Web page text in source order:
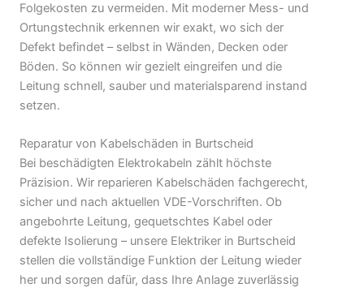
Folgekosten zu vermeiden. Mit moderner Mess- und
Ortungstechnik erkennen wir exakt, wo sich der
Defekt befindet – selbst in Wänden, Decken oder
Böden. So können wir gezielt eingreifen und die
Leitung schnell, sauber und materialsparend instand
setzen.
Reparatur von Kabelschäden in Burtscheid
Bei beschädigten Elektrokabeln zählt höchste
Präzision. Wir reparieren Kabelschäden fachgerecht,
sicher und nach aktuellen VDE-Vorschriften. Ob
angebohrte Leitung, gequetschtes Kabel oder
defekte Isolierung – unsere Elektriker in Burtscheid
stellen die vollständige Funktion der Leitung wieder
her und sorgen dafür, dass Ihre Anlage zuverlässig